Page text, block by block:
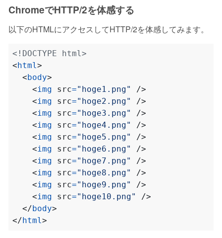
ChromeでHTTP/2を体感する
以下のHTMLにアクセスしてHTTP/2を体感してみます。
<!DOCTYPE html>
<html >
<body>
<img src="hoge1.png"
/>
<img src="hoge2.png"
/>
<img src="hoge3.png"
/>
<img src="hoge4.png"
/>
<img src="hoge5.png"
/>
<img src="hoge6.png"
/>
<img src="hoge7.png"
/>
<img src="hoge8.png"
/>
<img src="hoge9.png"
/>
<img src="hoge10.png"
/>
</body>
</html >